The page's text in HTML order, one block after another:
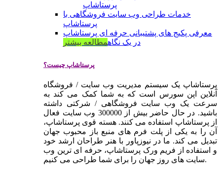
پرستاشاپ
خدمات طراحی وب سایت فروشگاهی با
پرستاشاپ
معرفی پکیج های پشتیبانی حرفه ای پرستاشاپ
در یک نگاهمطالعه بیشتر
پرستاشاپ چیست؟
پرستاشاپ یک سیستم مدیریت وب سایت / فروشگاه
آنلاین اپن سورس است که به شما کمک می کند به
سرعت یک وب سایت فروشگاهی / شرکتی داشته
باشید. در حال حاضر بیش از 300000 وب سایت فعال
از پرستاشاپ استفاده می کنند. هسته قوی پرستاشاپ،
آن را به یکی از پلت فرم های منبع باز محبوب جهان
تبدیل می کند. ما در نیوزپاور با هنر طراحان ارشد خود
و استفاده از فریم ورک پرستاشاپ، حرفه ای ترین وب
سایت های روز جهان را برای شما طراحی می کنیم.